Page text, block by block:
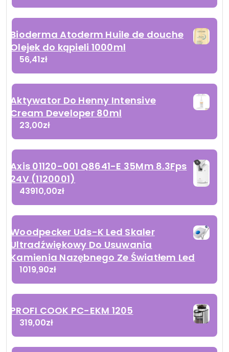
Bioderma Atoderm Huile de douche
Olejek do kąpieli 1000ml
56,41zł
Aktywator Do Henny Intensive
Cream Developer 80ml
23,00zł
Axis 01120-001 Q8641-E 35Mm 8.3Fps
24V (1120001)
43910,00zł
Woodpecker Uds-K Led Skaler
Ultradźwiękowy Do Usuwania
Kamienia Nazębnego Ze Światłem Led
1019,90zł
PROFI COOK PC-EKM 1205
319,00zł